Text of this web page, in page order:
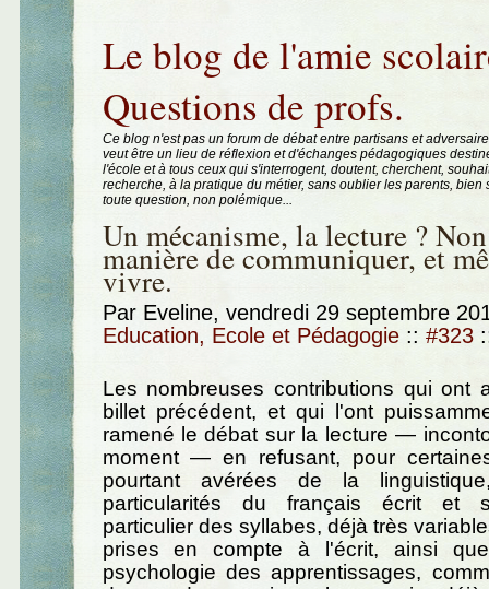
Le blog de l'amie
Questions de profs.
Ce blog n'est pas un forum de débat entre partisans et
veut être un lieu de réflexion et d'échanges pédagogiques
l'école et à tous ceux qui s'interrogent, doutent, cherchent,
recherche, à la pratique du métier, sans oublier les parents, bien
toute question, non polémique...
Un mécanisme, la lecture ?
manière de communiquer, et
vivre.
Par Eveline, vendredi 29 septembre
Education, Ecole et Pédagogie :: #323
Les nombreuses contributions qui ont
billet précédent, et qui l'ont
ramené le débat sur la lecture —
moment — en refusant, pour
pourtant avérées de la
particularités du français écrit et
particulier des syllabes, déjà très
prises en compte à l'écrit, ainsi
psychologie des apprentissages,